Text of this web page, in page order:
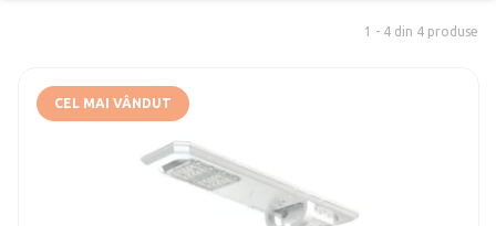
1 - 4 din 4 produse
CEL MAI VÂNDUT